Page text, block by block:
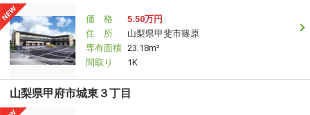
価 格
5.50万円
住 所
山梨県甲斐市篠原
専有面積 23.18m²
間取り
1K
山梨県甲府市城東３丁目